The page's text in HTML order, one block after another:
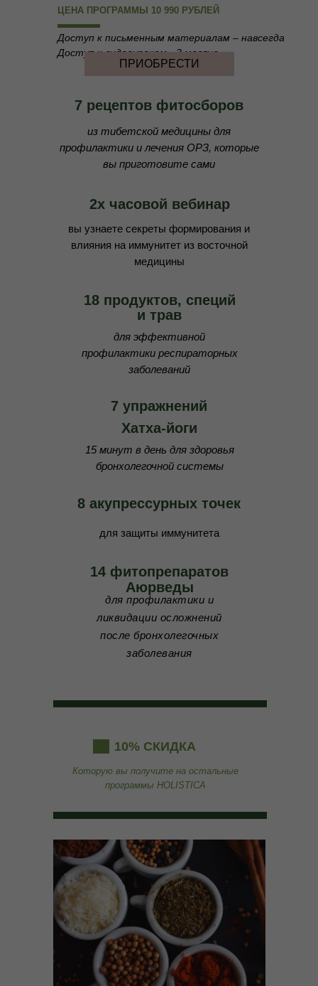
ЦЕНА ПРОГРАММЫ 10 990 РУБЛЕЙ
Доступ к письменным материалам – навсегда
Доступ к видеоурокам - 3 месяца
ПРИОБРЕСТИ
7 упражнений
Хатха-йоги
2х часовой вебинар
18 продуктов, специй
и трав
15 минут в день для здоровья
бронхолегочной системы
вы узнаете секреты формирования и
влияния на иммунитет из восточной
медицины
для эффективной
профилактики респираторных
заболеваний
7 рецептов фитосборов
8 акупрессурных точек
из тибетской медицины для
профилактики и лечения ОРЗ, которые
вы приготовите сами
для защиты иммунитета
14 фитопрепаратов
Аюрведы
для профилактики и
ликвидации осложнений
после бронхолегочных
заболевания
10% СКИДКА
Которую вы получите на остальные
программы HOLISTICA